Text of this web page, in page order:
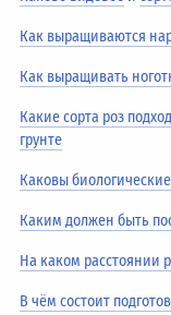
Как выращиваются
Как выращивать
Какие сорта роз
грунте
Каковы
Каким должен быть
На каком расстоянии
В чём состоит